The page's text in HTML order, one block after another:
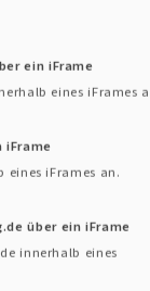
war die
voll.
und
als
gedankt,
ein iFrame
eines iFrames
iFrame
iFrames an.
über ein iFrame
innerhalb eines